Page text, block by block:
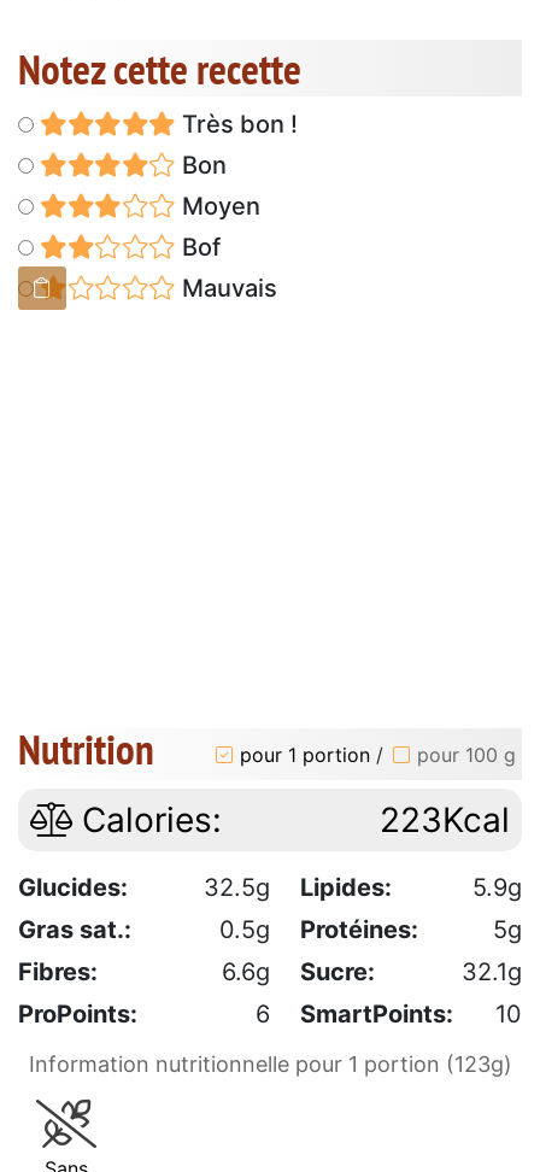
Notez cette recette
Très bon !
Bon
Moyen
Bof
Mauvais
Nutrition pour 1 portion / pour 100 g
Calories: 223Kcal
Glucides: 32.5g Lipides:
5.9g
Gras sat.:
0.5g Protéines:
5g
Fibres:
6.6g Sucre:
32.1g
ProPoints:
6 SmartPoints: 10
Information nutritionnelle pour 1 portion (123g)